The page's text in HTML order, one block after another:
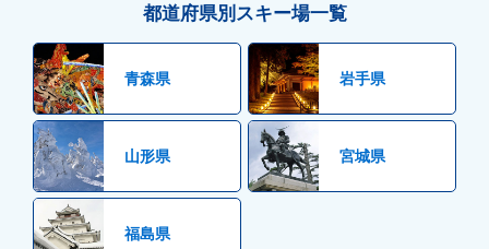
都道府県別スキー場一覧
青森県 岩手県
山形県 宮城県
福島県